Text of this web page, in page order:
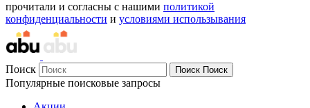
прочитали и согласны с нашими политикой
конфиденциальности и условиями использывания
Поиск Поиск Поиск
Популярные поисковые запросы